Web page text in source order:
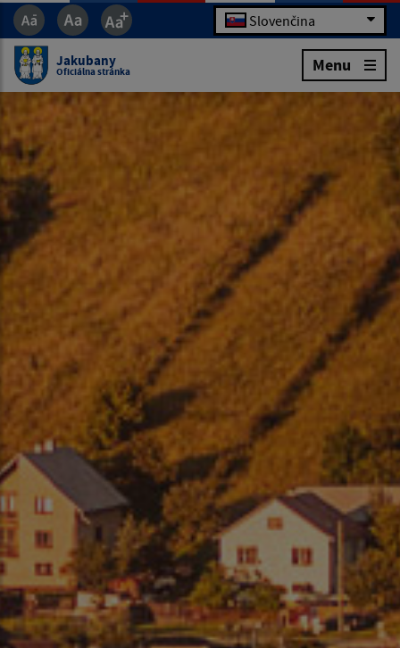
Slovenčina
Jakubany
Oficiálna stránka Menu